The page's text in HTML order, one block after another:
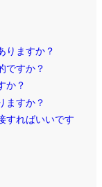
りますか？
ですか？
か？
ますか？
すればいいです